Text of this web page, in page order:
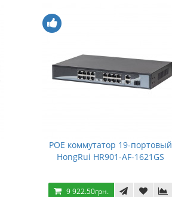
POE коммутатор 19-портовый
HongRui HR901-AF-1621GS
9 922.50грн.